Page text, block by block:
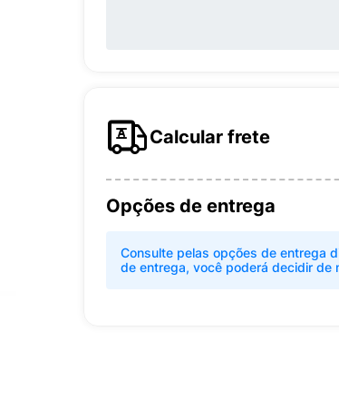
Calcular frete
Opções de entrega
Consulte pelas opções de entrega
de entrega, você poderá decidir de